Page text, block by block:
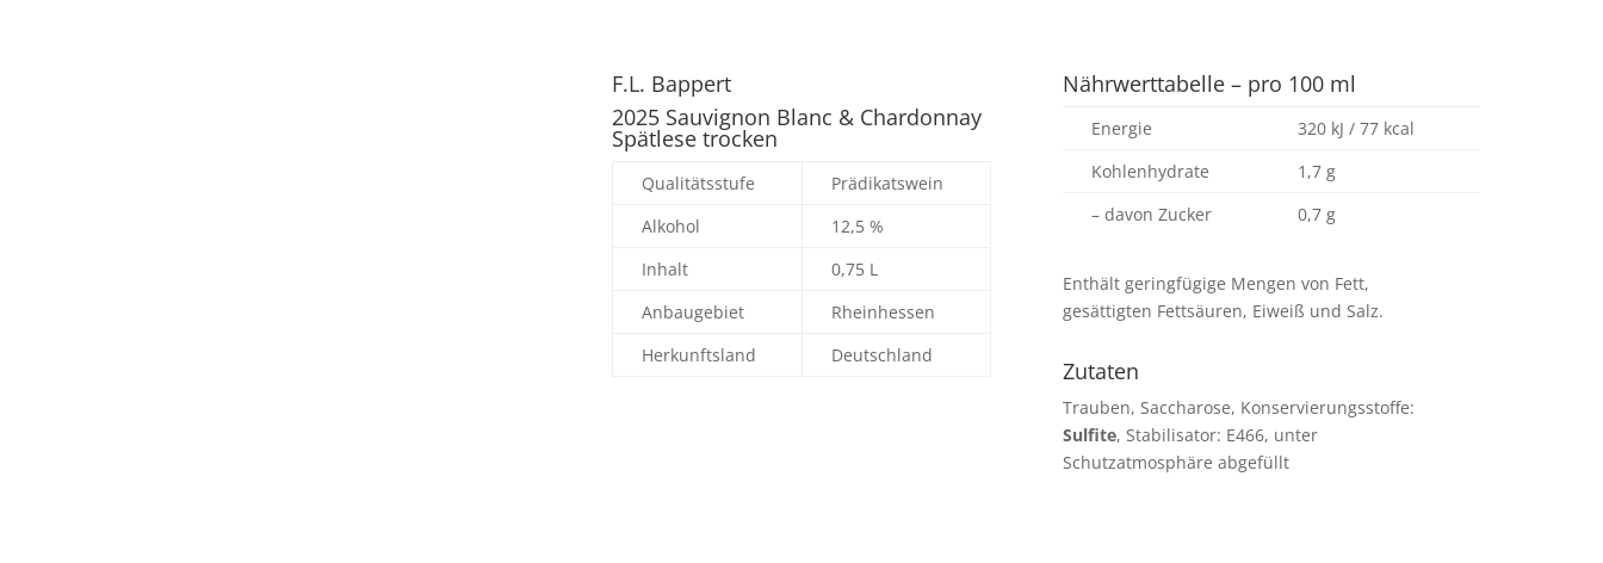
F.L. Bappert
2025 Sauvignon Blanc & Chardonnay
Spätlese trocken
Qualitätsstufe
Prädikatswein
Alkohol
12,5 %
Inhalt
0,75 L
Anbaugebiet
Rheinhessen
Herkunftsland
Deutschland
Nährwerttabelle – pro 100 ml
Energie
320 kJ / 77 kcal
Kohlenhydrate
1,7 g
– davon Zucker
0,7 g
Enthält geringfügige Mengen von Fett,
gesättigten Fettsäuren, Eiweiß und Salz.
Zutaten
Trauben, Saccharose, Konservierungsstoffe:
Sulfite, Stabilisator: E466, unter
Schutzatmosphäre abgefüllt